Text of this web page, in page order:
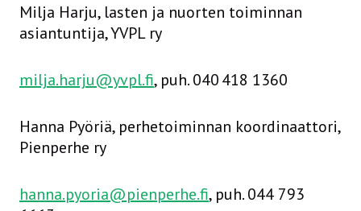
Milja Harju, lasten ja nuorten toiminnan
asiantuntija, YVPL ry
milja.harju@yvpl.fi, puh. 040 418 1360
Hanna Pyöriä, perhetoiminnan koordinaattori,
Pienperhe ry
hanna.pyoria@pienperhe.fi, puh. 044 793